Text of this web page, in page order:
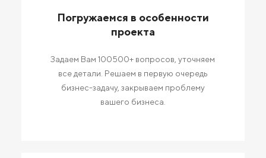
Погружаемся в особенности
проекта
Задаем Вам 100500+ вопросов, уточняем
все детали. Решаем в первую очередь
бизнес-задачу, закрываем проблему
вашего бизнеса.